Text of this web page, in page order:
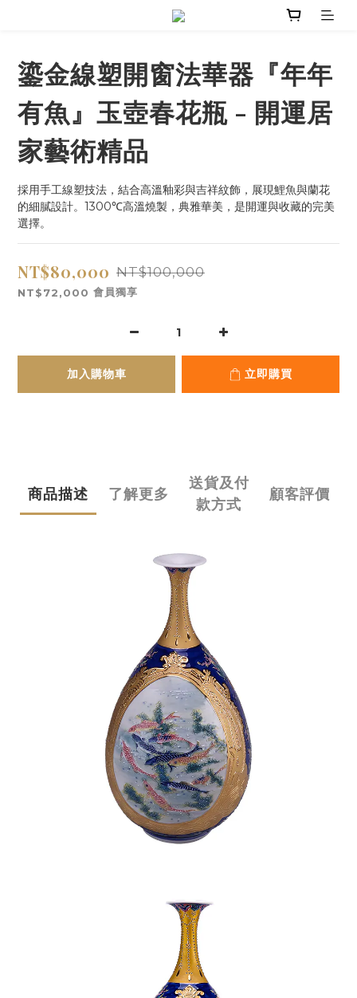
鎏金線塑開窗法華器『年年
有魚』玉壺春花瓶 - 開運居
家藝術精品
採用手工線塑技法，結合高溫釉彩與吉祥紋飾，展現鯉魚與蘭花
的細膩設計。1300℃高溫燒製，典雅華美，是開運與收藏的完美
選擇。
NT$80,000 NT$100,000
NT$72,000 會員獨享
加入購物車 立即購買
商品描述 了解更多
送貨及付
款方式
顧客評價